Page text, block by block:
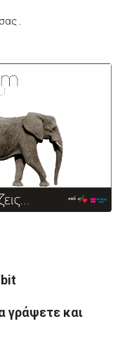
.
γράψετε και